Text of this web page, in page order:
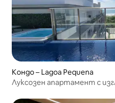
Кондо – Lagoa Pequena
Луксозен апартамент с